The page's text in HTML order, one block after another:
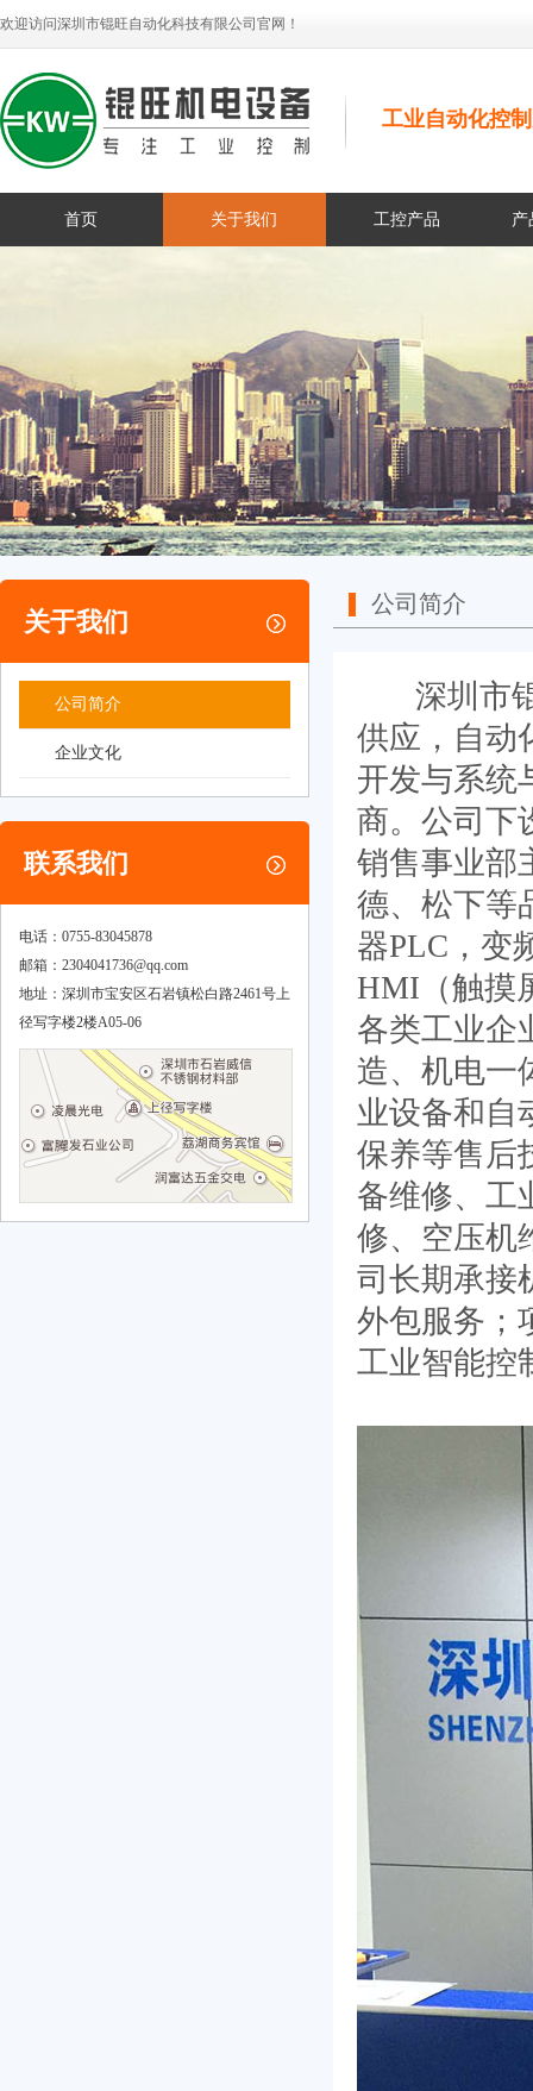
欢迎访问深圳市锟旺自动化科技有限公司官网！
工业自动化控
首页 关于我们 工控产品 产
关于我们
公司简介
企业文化
联系我们
电话：0755-83045878
邮箱： 2304041736@qq.com
地址：深圳市宝安区石岩镇松白路2461号上
径写字楼2楼A05-06
公司简介
深圳市锟
供应，自动
开发与系统
商。公司下
销售事业部
德、松下等
器PLC，变
HMI（触摸
各类工业企
造、机电一
业设备和自
保养等售后
备维修、工
修、空压机
司长期承接
外包服务；
工业智能控